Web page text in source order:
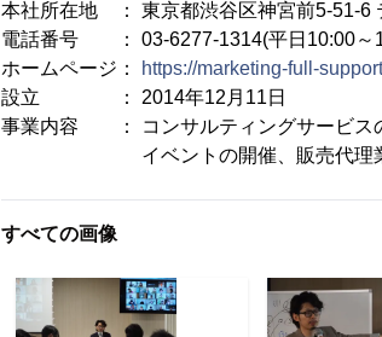
本社所在地 ： 東京都渋谷区神宮前5-51-6
電話番号 ： 03-6277-1314(平日10:00～
ホームページ：
https://marketing-full-
設立 ： 2014年12月11日
事業内容 ： コンサルティングサービス
イベントの開催、販売代理業、
すべての画像